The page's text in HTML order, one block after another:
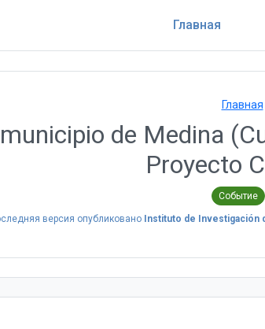
Главная
Главная
de Medina
Proyecto
Событие
версия опубликовано Instituto de Investigación